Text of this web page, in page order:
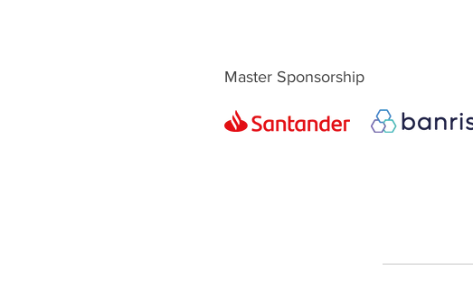
Master Sponsorship